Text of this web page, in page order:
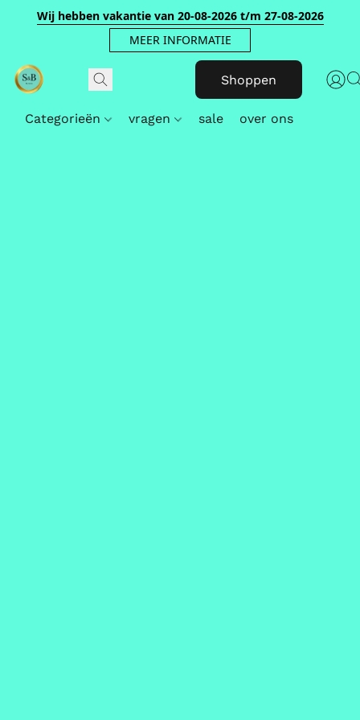
Wij hebben vakantie van 20-08-2026 t/m 27-08-2026
MEER INFORMATIE
Shoppen
Categorieën vragen sale over ons